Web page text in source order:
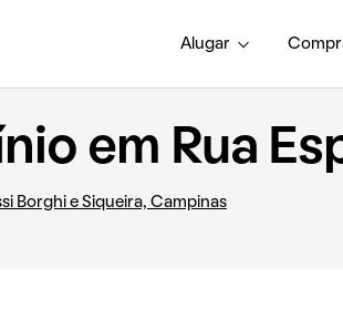
Alugar
em Rua
Borghi e Siqueira, Campinas